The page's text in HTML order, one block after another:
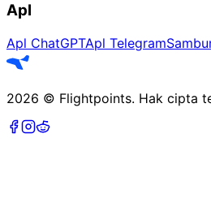
Apl
Apl ChatGPTApl Telegram
2026 © Flightpoints. Hak cipta